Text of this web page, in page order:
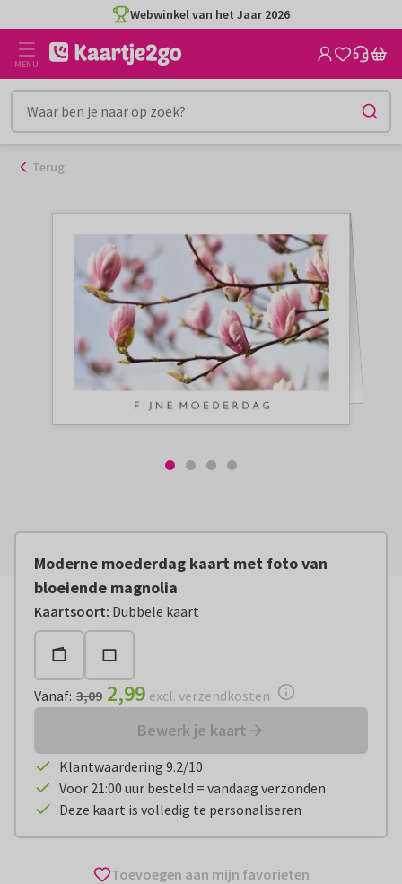
naar
inhoud
Webwinkel van het Jaar 2026
MENU
Terug
Moderne moederdag kaart met foto van
bloeiende magnolia
Kaartsoort: Dubbele kaart
Vanaf:€ 2,99 excl. verzendkosten
Vanaf: 3,09 2,99 excl. verzendkosten
Bewerk je kaart
Klantwaardering 9.2/10
Voor 21:00 uur besteld = vandaag verzonden
Deze kaart is volledig te personaliseren
Toevoegen aan mijn favorieten